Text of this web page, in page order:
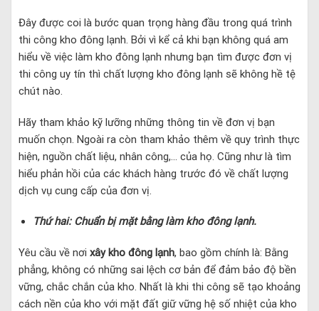
Đây được coi là bước quan trọng hàng đầu trong quá trình
thi công kho đông lạnh. Bởi vì kể cả khi bạn không quá am
hiểu về việc làm kho đông lạnh nhưng bạn tìm được đơn vị
thi công uy tín thì chất lượng kho đông lạnh sẽ không hề tệ
chút nào.
Hãy tham khảo kỹ lưỡng những thông tin về đơn vị bạn
muốn chọn. Ngoài ra còn tham khảo thêm về quy trình thực
hiện, nguồn chất liệu, nhân công,… của họ. Cũng như là tìm
hiểu phản hồi của các khách hàng trước đó về chất lượng
dịch vụ cung cấp của đơn vị.
Thứ hai: Chuẩn bị mặt bằng làm kho đông lạnh.
Yêu cầu về nơi xây kho đông lạnh, bao gồm chính là: Bằng
phẳng, không có những sai lệch cơ bản để đảm bảo độ bền
vững, chắc chắn của kho. Nhất là khi thi công sẽ tạo khoảng
cách nền của kho với mặt đất giữ vững hệ số nhiệt của kho